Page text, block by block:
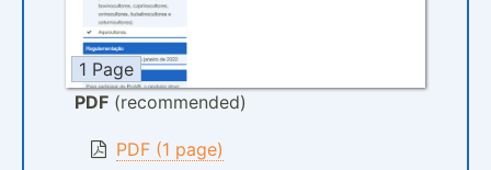
1 Page
PDF (recommended)
PDF (1 page)